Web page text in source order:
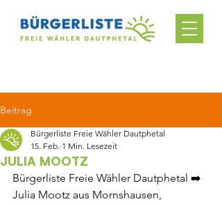
Beitrag
JULIA MOOTZ
Bürgerliste Freie Wähler Dautphetal
15. Feb. 1 Min. Lesezeit
Bürgerliste Freie Wähler Dautphetal ➡️
Julia Mootz aus Mornshausen,